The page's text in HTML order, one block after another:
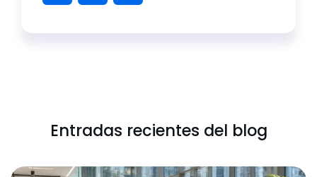
Entradas recientes del blog